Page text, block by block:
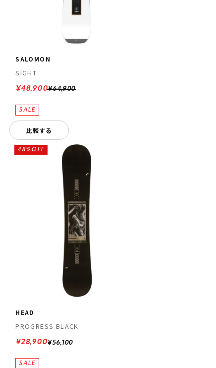
SALOMON
SIGHT
¥64,900
¥48,900
比較する
HEAD
PROGRESS BLACK
¥56,100
48%OFF
¥28,900